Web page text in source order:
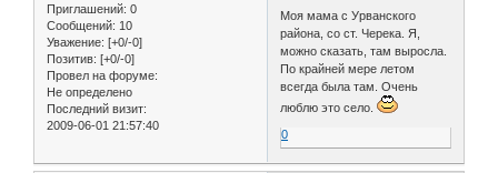
Приглашений: 0
Сообщений: 10
Уважение: [+0/-0]
Позитив: [+0/-0]
Провел на форуме:
Не определено
Последний визит:
2009-06-01 21:57:40
Моя мама с Урванского
района, со ст. Черека. Я,
можно сказать, там выросла.
По крайней мере летом
всегда была там. Очень
люблю это село.
0